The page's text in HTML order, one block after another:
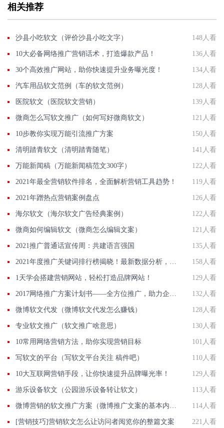
相关推荐
沙县小吃软文（评价沙县小吃文字） 148人看
10大必备网络推广营销话术，打造爆款产品！ 136人看
30个高效推广网站，助你快速提升业务曝光度！ 134人看
汽车用品软文范例（车的软文范例） 128人看
医院软文（医院软文营销） 139人看
微商怎么写软文推广（如何写好微商软文） 121人看
10步教你实现万能引流推广方案 150人看
清明踏青软文（清明踏青随笔） 141人看
万能新闻稿（万能新闻稿范文300字） 122人看
2021年最全营销软件排名，全面解析营销工具趋势！ 119人看
2021年蹭热点营销案例盘点 126人看
海尔软文（海尔软文广告经典案例） 122人看
微商如何编辑软文（微商怎么编辑文案） 121人看
2021推广普通话宣传周：共建语言强国 135人看
158人看
1天学会搭建营销网站，轻松打造品牌网站！ 129人看
132人看
微博软文代发（微博软文代发怎么赚钱） 128人看
专业软文推广（软文推广啥意思） 130人看
10常用网络营销方法，助你实现营销目标 101人看
写软文的平台（写软文平台关注 稿件吧） 110人看
10大互联网营销手段，让你快速提升品牌曝光率！ 129人看
游乐设备软文（公园游乐设备转让软文） 113人看
114人看
[营销技巧]营销软文怎么让访问者阅览你的整篇文案 221人看